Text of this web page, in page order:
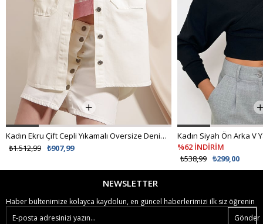
Kadın Ekru Çift Cepli Yıkamalı Oversize Denim Ceket ALC-X8152
₺907,99
₺1.512,99
%62 İNDİRİM
₺299,00
₺538,99
NEWSLETTER
Haber bültenimize kolayca kaydolun, en güncel haberlerimizi ilk siz öğrenin
Gönder